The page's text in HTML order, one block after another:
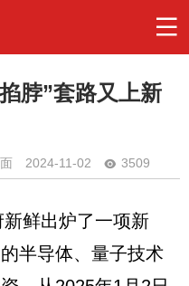
脖”套路又上新
2024-11-02 3509
鲜出炉了一项新
半导体、量子技术